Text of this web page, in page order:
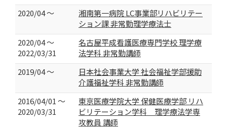
2020/04 ～
湘南第一病院 LC事業部リハビリテー
ション課 非常勤理学療法士
2020/04 ～
2022/03/31
名古屋平成看護医療専門学校 理学療
法学科 非常勤講師
2019/04 ～
日本社会事業大学 社会福祉学部援助
介護福祉学科 非常勤講師
2016/04/01 ～
2020/03/31
東京医療学院大学 保健医療学部 リハ
ビリテーション学科 理学療法学専
攻教員 講師